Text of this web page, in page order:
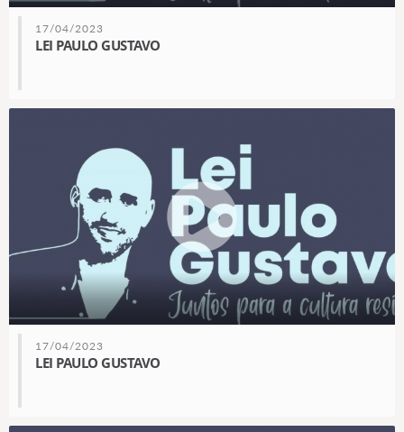
17/04/2023
LEI PAULO GUSTAVO
17/04/2023
LEI PAULO GUSTAVO